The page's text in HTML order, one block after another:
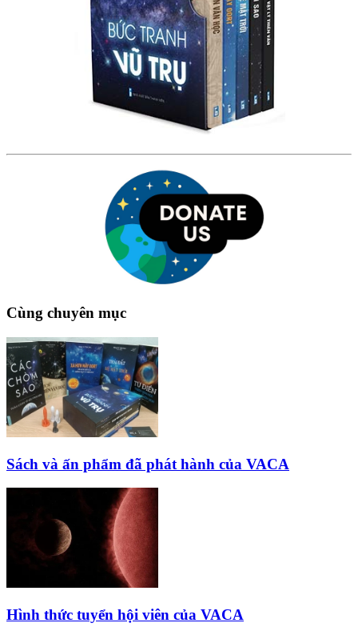
Cùng chuyên mục
Sách và ấn phẩm đã phát hành của VACA
Hình thức tuyển hội viên của VACA